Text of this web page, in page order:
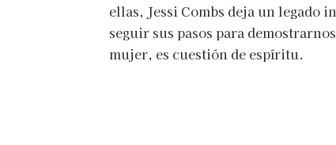
ellas, Jessi Combs deja un legado
seguir sus pasos para
mujer, es cuestión de espíritu.